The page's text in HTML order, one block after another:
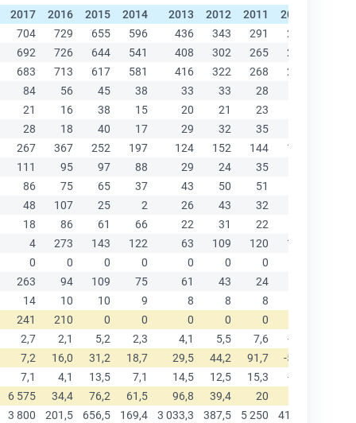
2017 2016 2015 2014 2013 2012 2011 2010